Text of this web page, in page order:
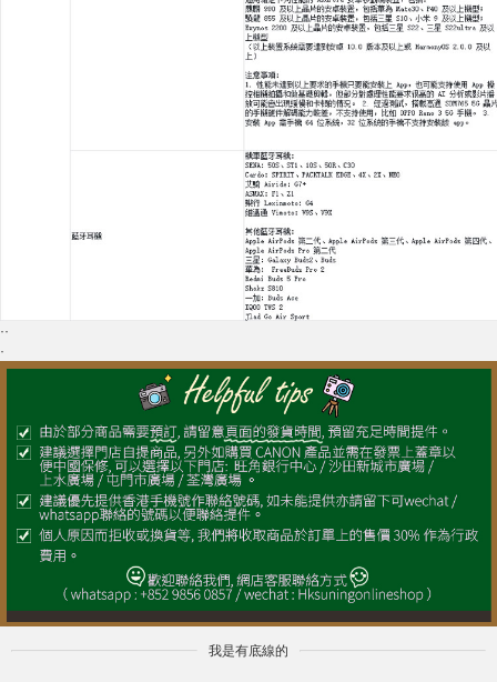
··
·
我是有底線的